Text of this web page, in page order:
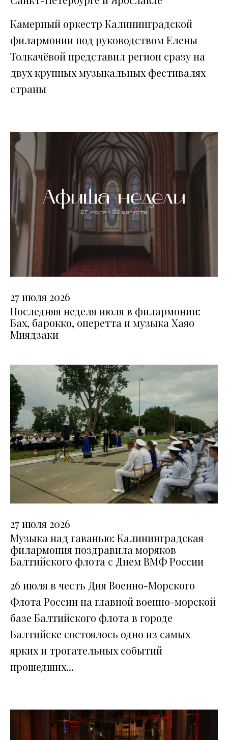
Камерный оркестр Калининградской
филармонии под руководством Елены
Толкачёвой представил регион сразу на
двух крупных музыкальных фестивалях
страны
27 июля 2026
Последняя неделя июля в филармонии:
Бах, барокко, оперетта и музыка Хаяо
Миядзаки
27 июля 2026
Музыка над гаванью: Калининградская
филармония поздравила моряков
Балтийского флота с Днем ВМФ России
26 июля в честь Дня Военно-Морского
Флота России на главной военно-морской
базе Балтийского флота в городе
Балтийске состоялось одно из самых
ярких и трогательных событий
прошедших...